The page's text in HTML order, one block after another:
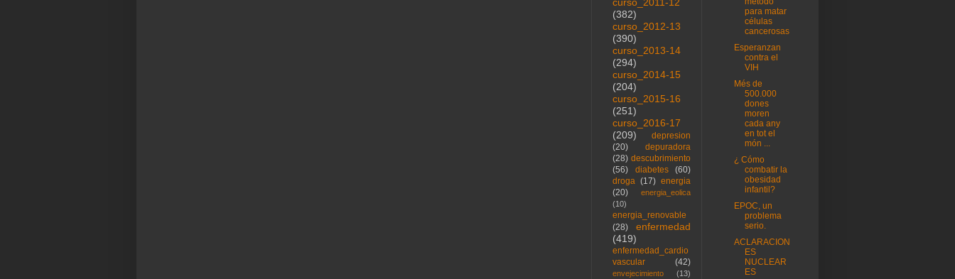
(382)
curso_2012-13
(390)
curso_2013-14
(294)
curso_2014-15
(204)
curso_2015-16
(251)
curso_2016-17
(209)
depresion
(20)
depuradora
(28) descubrimiento
(56)
diabetes
(60)
droga (17) energia
(20)
energia_eolica
(10)
energia_renovable
(28)
enfermedad
(419)
enfermedad_cardio
vascular
(42)
envejecimiento
(13)
para matar
células
cancerosas
Esperanzan
contra el
VIH
Més de
500.000
dones
moren
cada any
en tot el
món ...
¿ Cómo
combatir la
obesidad
infantil?
EPOC, un
problema
serio.
ACLARACION
ES
NUCLEAR
ES